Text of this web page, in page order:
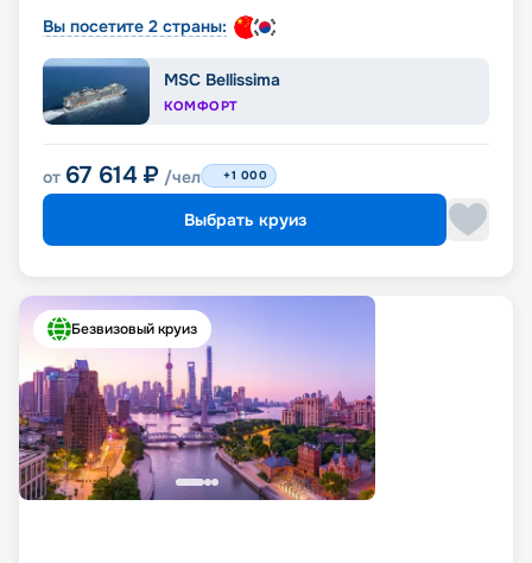
Вы посетите 2 страны:
MSC Bellissima
КОМФОРТ
от 67 614 ₽ /чел +1 000
Выбрать круиз
Безвизовый круиз